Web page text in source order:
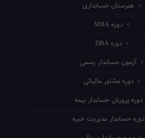
هنرستان حسابداری
دوره MBA
دوره DBA
آزمون حسابدار رسمی
دوره مشاور مالیاتی
دوره پرورش حسابدار بیمه
دوره حسابدار مدیریت خبره